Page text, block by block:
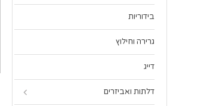
בידוריות
גרירה וחילוץ
דייג
דלתות ואביזרים